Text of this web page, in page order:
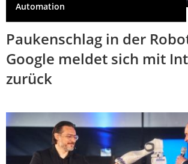
Automation
Paukenschlag in der
Google meldet sich mit
zurück